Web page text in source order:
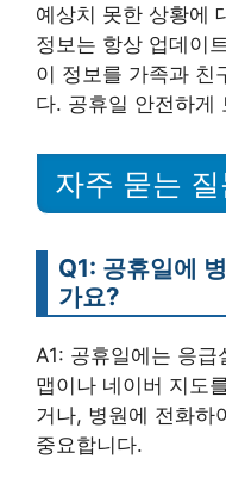
예상치 못한 상황에
정보는 항상 업데이
이 정보를 가족과 친
다. 공휴일 안전하게
자주 묻는
Q1: 공휴일에
가요?
A1: 공휴일에는 응
맵이나 네이버 지도
거나, 병원에 전화하
중요합니다.